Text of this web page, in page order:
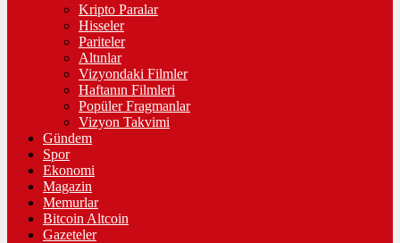
Kripto Paralar
Hisseler
Pariteler
Altınlar
Vizyondaki Filmler
Haftanın Filmleri
Popüler Fragmanlar
Vizyon Takvimi
Gündem
Spor
Ekonomi
Magazin
Memurlar
Bitcoin Altcoin
Gazeteler